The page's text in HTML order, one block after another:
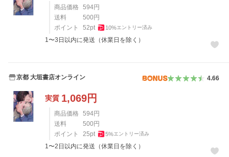
商品価格 594円
送料
500 円
ポイント
52pt 10%エントリー済み
1〜3日以内に発送（休業日を除く）
京都 大垣書店オンライン 4.66
実質 1,069円
商品価格 594円
送料
500 円
ポイント
25pt 5%エントリー済み
1〜2日以内に発送（休業日を除く）